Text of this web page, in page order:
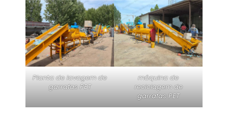
Planta de lavagem de
garrafas PET
máquina de
reciclagem de
garrafas PET